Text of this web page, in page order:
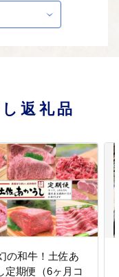
人づくり、子育て支
及び地域コミュニテ
ただきます。
定しない（町長が使
うこととなります）
る事業に使用させてい
返礼品
の和牛！土佐あ
定期便（6ヶ月コ